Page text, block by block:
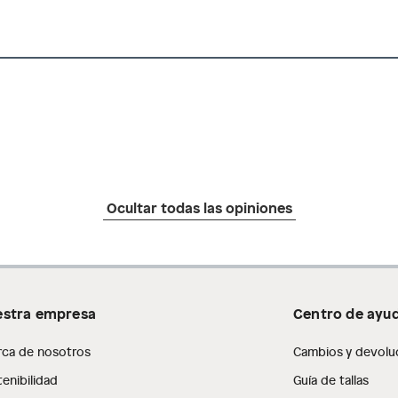
Ocultar todas las opiniones
empresa
de nosotros
Centro de
Cambios y
Guía de tallas